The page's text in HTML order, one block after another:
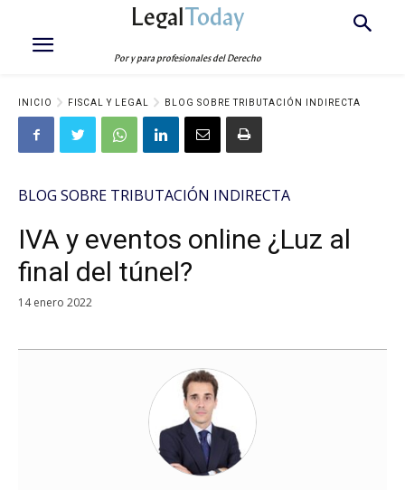
LegalToday
Por y para profesionales del Derecho
INICIO FISCAL Y LEGAL BLOG SOBRE TRIBUTACIÓN INDIRECTA
BLOG SOBRE TRIBUTACIÓN INDIRECTA
IVA y eventos online ¿Luz al
final del túnel?
14 enero 2022